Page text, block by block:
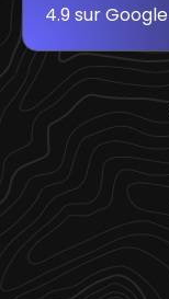
4.9 sur Google